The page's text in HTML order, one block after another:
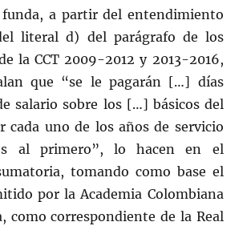
funda, a partir del entendimiento
literal d) del parágrafo de los
la CCT 2009-2012 y 2013-2016,
que “se le pagarán […] días
salario sobre los […] básicos del
cada uno de los años de servicio
al primero”, lo hacen en el
tomando como base el
por la Academia Colombiana
como correspondiente de la Real